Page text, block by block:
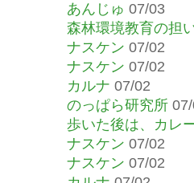
あんじゅ 07/03
森林環境教育の担
ナスケン 07/02
ナスケン 07/02
カルナ 07/02
のっぱら研究所
歩いた後は、カレ
ナスケン 07/02
ナスケン 07/02